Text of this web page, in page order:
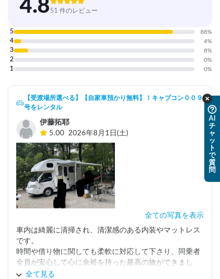
4.8 51 件のレビュー
5 88%
4 4%
3 8%
2 0%
1 0%
【受渡場所選べる】【自家車預かり無料】！キャブコン００９
号をレンタル
伊藤拓耶
5.00 2026年8月1日(土)
全ての写真を表示
車内は綺麗に清掃され、清潔感のある内装やマットレス
です。
時間や借り物に関しても柔軟に対応して下さり、同乗者
全員が安心して心に余裕を持った最高の旅ができまし
た。 全て見る
AI
チ
ャ
ッ
ト
で
質
問